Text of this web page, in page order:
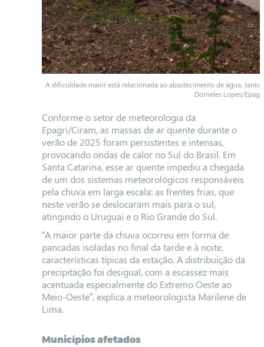
A dificuldade maior está relacionada ao abastecimento de água,
Dorneles Lopes/
Conforme o setor de meteorologia da
Epagri/Ciram, as massas de ar quente durante o
verão de 2025 foram persistentes e intensas,
provocando ondas de calor no Sul do Brasil. Em
Santa Catarina, esse ar quente impediu a chegada
de um dos sistemas meteorológicos responsáveis
pela chuva em larga escala: as frentes frias, que
neste verão se deslocaram mais para o sul,
atingindo o Uruguai e o Rio Grande do Sul.
“A maior parte da chuva ocorreu em forma de
pancadas isoladas no final da tarde e à noite,
características típicas da estação. A distribuição da
precipitação foi desigual, com a escassez mais
acentuada especialmente do Extremo Oeste ao
Meio-Oeste”, explica a meteorologista Marilene de
Lima.
Municípios afetados